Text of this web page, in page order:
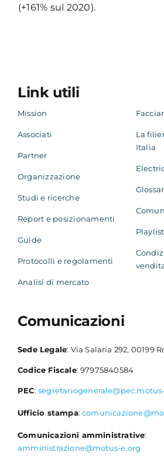
(+161% sul 2020).
Link utili
Mission
Associati
Partner
Organizzazione
Studi e ricerche
Report e posizionamenti
Guide
Protocolli e regolamenti
Analisi di mercato
La
Italia
Comunicazioni
Sede Legale: Via Salaria 292, 00199
Codice Fiscale: 97975840584
PEC:
Ufficio stampa:
Comunicazioni amministrative:
amministrazione@motus-e.org